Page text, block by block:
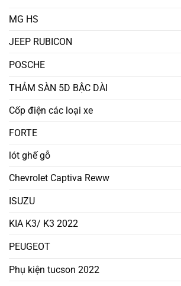
MG HS
JEEP RUBICON
POSCHE
THẢM SÀN 5D BẬC DÀI
Cốp điện các loại xe
FORTE
lót ghế gỗ
Chevrolet Captiva Reww
ISUZU
KIA K3/ K3 2022
PEUGEOT
Phụ kiện tucson 2022